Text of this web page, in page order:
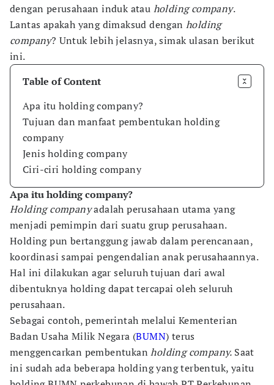
dengan perusahaan induk atau holding company.
Lantas apakah yang dimaksud dengan holding
company? Untuk lebih jelasnya, simak ulasan berikut
ini.
Table of Content
Apa itu holding company?
Tujuan dan manfaat pembentukan holding
company
Jenis holding company
Ciri-ciri holding company
Apa itu holding company?
Holding companyadalah perusahaan utama yang
menjadi pemimpin dari suatu grup perusahaan.
Holding pun bertanggung jawab dalam perencanaan,
koordinasi sampai pengendalian anak perusahaannya.
Hal ini dilakukan agar seluruh tujuan dari awal
dibentuknya holding dapat tercapai oleh seluruh
perusahaan.
Sebagai contoh, pemerintah melalui Kementerian
Badan Usaha Milik Negara (BUMN) terus
menggencarkan pembentukanholding company. Saat
ini sudah ada beberapa holding yang terbentuk, yaitu